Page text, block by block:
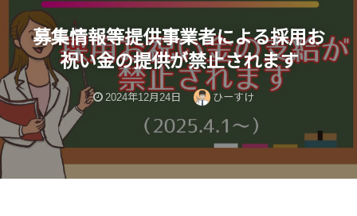
募集情報等提供事業者による採用お
祝い金の提供が禁止されます
2024年12月24日 ひーすけ